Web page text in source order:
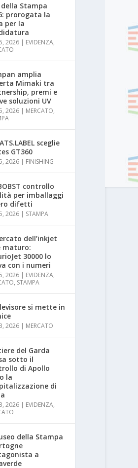
Stampa
prorogata la
per la
2026 | EVIDENZA,
amplia
Mimaki tra
premi e
soluzioni UV
2026 | MERCATO,
sceglie
GT360
2026 | FINISHING
controllo
per imballaggi
difetti
2026 | STAMPA
dell’inkjet
maturo:
30000 lo
con i numeri
2026 | EVIDENZA,
, STAMPA
si mette in
2026 | MERCATO
del Garda
sotto il
di Apollo
la
di
2026 | EVIDENZA,
della Stampa
a